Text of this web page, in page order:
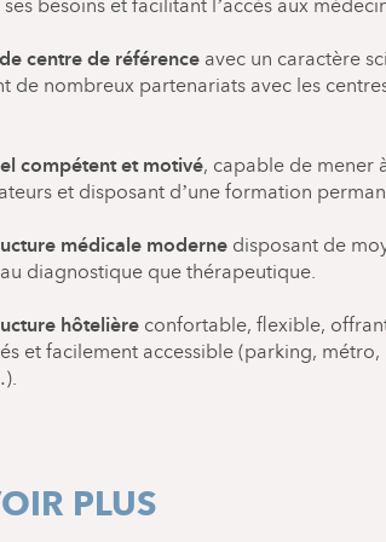
et Ostéopathie D.O
enfant:
Médicalement Assistée (PMA)
et vasculaire :
thoracique
vasculaire
:
gynécologique
besoins et facilitant l’accès aux
centre de référence avec un caractère
de nombreux partenariats avec les
compétent et motivé, capable de mener
et disposant d’une formation
médicale moderne disposant de
diagnostique que thérapeutique.
hôtelière confortable, flexible,
et facilement accessible (parking,
PLUS